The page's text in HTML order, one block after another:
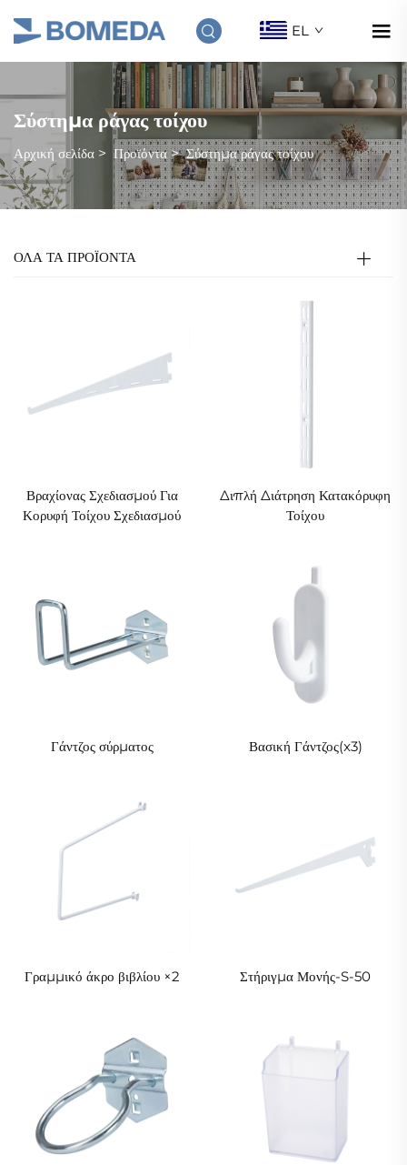
EL
Σύστημα ράγας τοίχου
Αρχική σελίδα > Προϊόντα>Σύστημα ράγας τοίχου
ΟΛΑ ΤΑ ΠΡΟΪΟΝΤΑ
Βραχίονας Σχεδιασμού Για
Κορυφή Τοίχου Σχεδιασμού
Διπλή Διάτρηση Κατακόρυφη
Τοίχου
Γάντζος σύρματος Βασική Γάντζος(x3)
Γραμμικό άκρο βιβλίου ×2 Στήριγμα Μονής-S-50